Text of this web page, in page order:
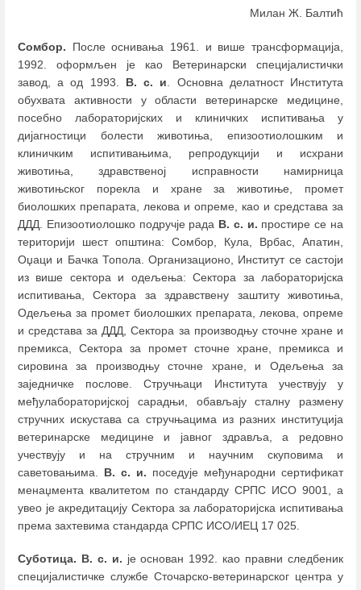
Милан Ж. Балтић
Сомбор. После оснивања 1961. и више трансформација,
1992. оформљен је као Ветеринарски специјалистички
завод, а од 1993. В. с. и . Основна делатност Института
обухвата активности у области ветеринарске медицине,
посебно лабораторијских и клиничких испитивања у
дијагностици болести животиња, епизоотиолошким и
клиничким испитивањима, репродукцији и исхрани
животиња, здравственој исправности намирница
животињског порекла и хране за животиње, промет
биолошких препарата, лекова и опреме, као и средстава за
ДДД. Епизоотиолошко подручје рада В. с. и. простире се на
територији шест општина: Сомбор, Кула, Врбас, Апатин,
Оџаци и Бачка Топола. Организационо, Институт се састоји
из више сектора и одељења: Сектора за лабораторијска
испитивања, Сектора за здравствену заштиту животиња,
Одељења за промет биолошких препарата, лекова, опреме
и средстава за ДДД, Сектора за производњу сточне хране и
премикса, Сектора за промет сточне хране, премикса и
сировина за производњу сточне хране, и Одељења за
заједничке послове. Стручњаци Института учествују у
међулабораторијској сарадњи, обављају сталну размену
стручних искустава са стручњацима из разних институција
ветеринарске медицине и јавног здравља, а редовно
учествују и на стручним и научним скуповима и
саветовањима. В. с. и. поседује међународни сертификат
менаџмента квалитетом по стандарду СРПС ИСО 9001, а
увео је акредитацију Сектора за лабораторијска испитивања
према захтевима стандарда СРПС ИСО/ИЕЦ 17 025.
Суботица. В. с. и. је основан 1992. као правни следбеник
специјалистичке службе Сточарско-ветеринарског центра у